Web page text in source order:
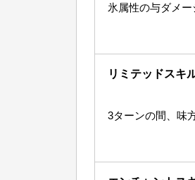
氷属性の与ダメー
リミテッドスキ
3ターンの間、味